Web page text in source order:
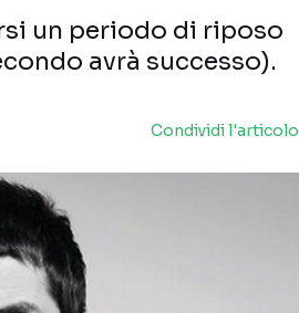
un periodo di riposo
avrà successo).
Condividi l'articolo